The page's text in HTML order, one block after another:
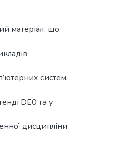
матеріал, що
систем,
DE0 та у
дисципліни